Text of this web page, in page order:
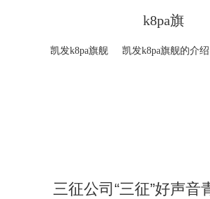
k8pa旗
凯发k8pa旗舰 凯发k8pa旗舰的介绍
三征公司“三征”好声音